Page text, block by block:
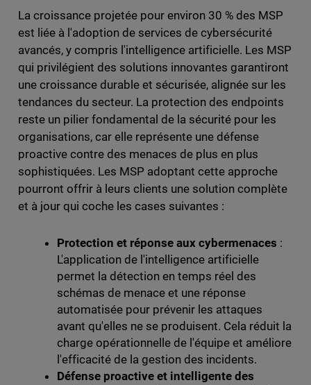
La croissance projetée pour environ 30 % des MSP
est liée à l'adoption de services de cybersécurité
avancés, y compris l'intelligence artificielle. Les MSP
qui privilégient des solutions innovantes garantiront
une croissance durable et sécurisée, alignée sur les
tendances du secteur. La protection des endpoints
reste un pilier fondamental de la sécurité pour les
organisations, car elle représente une défense
proactive contre des menaces de plus en plus
sophistiquées. Les MSP adoptant cette approche
pourront offrir à leurs clients une solution complète
et à jour qui coche les cases suivantes :
Protection et réponse aux cybermenaces :
L'application de l'intelligence artificielle
permet la détection en temps réel des
schémas de menace et une réponse
automatisée pour prévenir les attaques
avant qu'elles ne se produisent. Cela réduit la
charge opérationnelle de l'équipe et améliore
l'efficacité de la gestion des incidents.
Défense proactive et intelligente des